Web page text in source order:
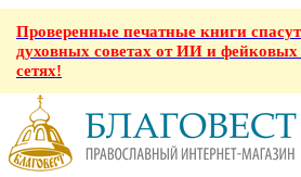
Проверенные печатные книги
духовных советах от ИИ и
сетях!